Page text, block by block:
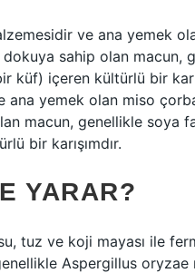
ve ana yemek
sahip olan macun,
içeren kültürlü bir
yemek olan miso
macun, genellikle soya
bir karışımdır.
YARAR?
tuz ve koji mayası ile
Aspergillus oryzae